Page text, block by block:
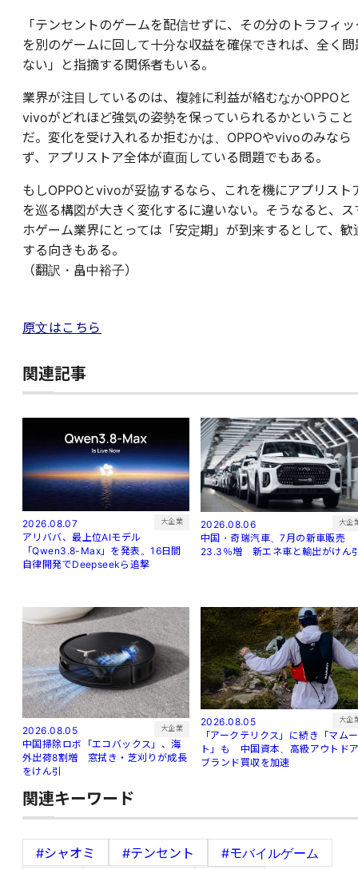
「テンセントのゲームを配信せずに、その分のトラフィッ
を別のゲームに回して十分な収益を確保できれば、全く問
ない」と指摘する関係者もいる。
業界が注目しているのは、複雑に利益が絡むなかOPPOと
vivoがどれほど強気の姿勢を保っていられるかということ
だ。変化を受け入れるか拒むかは、OPPOやvivoのみなら
ず、アプリストア全体が直面している問題でもある。
もしOPPOとvivoが妥協するなら、これを機にアプリスト
を巡る構図が大きく変化するに違いない。そうなると、ス
ホゲーム業界にとっては「安定期」が到来するとして、歓
する向きもある。
（翻訳・畠中裕子）
原文はこちら
関連記事
2026.08.07 大企業
アリババ、最上位AIモデル
「Qwen3.8-Max」を発表。16日間
自律開発でDeepseekら追撃
2026.08.06 大企
中国・奇瑞汽車、7月の新車販売
23.3％増 新エネ車と輸出がけん
2026.08.05 大企業
中国掃除ロボ「エコバックス」、海
外出荷8割増 窓拭き・芝刈りが成長
をけん引
2026.08.05 大企
「アークテリクス」に続き「マムー
ト」も 中国資本、高級アウトド
ブランド買収を加速
関連キーワード
#シャオミ #テンセント
#モバイルゲーム